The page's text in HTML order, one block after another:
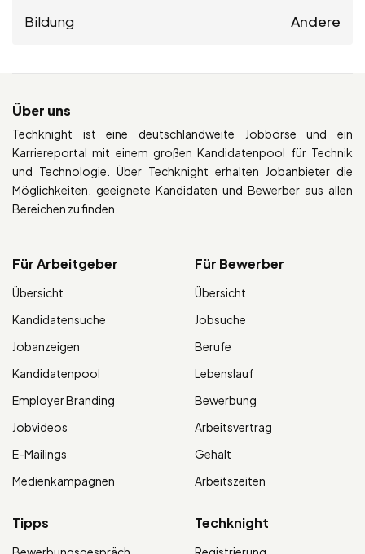
Bildung Andere
Über uns
Techknight ist eine deutschlandweite Jobbörse und ein
Karriereportal mit einem großen Kandidatenpool für Technik
und Technologie. Über Techknight erhalten Jobanbieter die
Möglichkeiten, geeignete Kandidaten und Bewerber aus allen
Bereichen zu finden.
Für Arbeitgeber
Übersicht
Kandidatensuche
Jobanzeigen
Kandidatenpool
Employer Branding
Jobvideos
E-Mailings
Medienkampagnen
Für Bewerber
Übersicht
Jobsuche
Berufe
Lebenslauf
Bewerbung
Arbeitsvertrag
Gehalt
Arbeitszeiten
Tipps Techknight